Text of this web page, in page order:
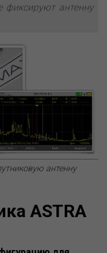
фиксируют антенну
антенну
ASTRA